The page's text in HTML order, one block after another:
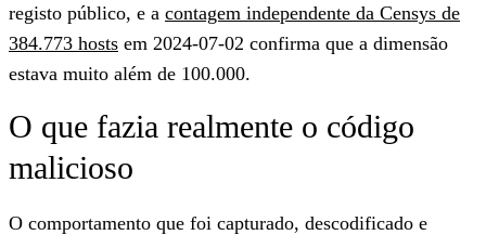
registo público, e a contagem independente da Censys de
384.773 hosts em 2024-07-02 confirma que a dimensão
estava muito além de 100.000.
O que fazia realmente o código
malicioso
O comportamento que foi capturado, descodificado e